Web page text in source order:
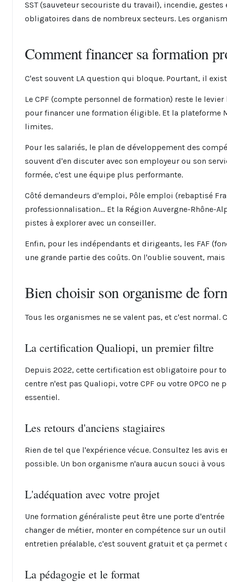
SST (sauveteur secouriste du travail), incendie,
obligatoires dans de nombreux secteurs. Les
Comment financer sa formation
C'est souvent LA question qui bloque. Pourtant, il
Le CPF (compte personnel de formation) reste le
pour financer une formation éligible. Et la plateforme
limites.
Pour les salariés, le plan de développement des
souvent d'en discuter avec son employeur ou son
formée, c'est une équipe plus performante.
Côté demandeurs d'emploi, Pôle emploi (rebaptisé
professionnalisation... Et la Région Auvergne-Rhône-
pistes à explorer avec un conseiller.
Enfin, pour les indépendants et dirigeants, les FAF
une grande partie des coûts. On l'oublie souvent,
Bien choisir son organisme de
Tous les organismes ne se valent pas, et c'est
La certification Qualiopi, un premier filtre
Depuis 2022, cette certification est obligatoire pour
centre n'est pas Qualiopi, votre CPF ou votre OPCO
essentiel.
Les retours d'anciens stagiaires
Rien de tel que l'expérience vécue. Consultez les
possible. Un bon organisme n'aura aucun souci à
L'adéquation avec votre projet
Une formation généraliste peut être une porte
changer de métier, monter en compétence sur un
entretien préalable, c'est souvent gratuit et ça permet
La pédagogie et le format